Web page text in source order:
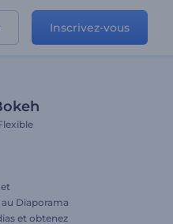
Inscrivez-vous
Diaporama
et obtenez